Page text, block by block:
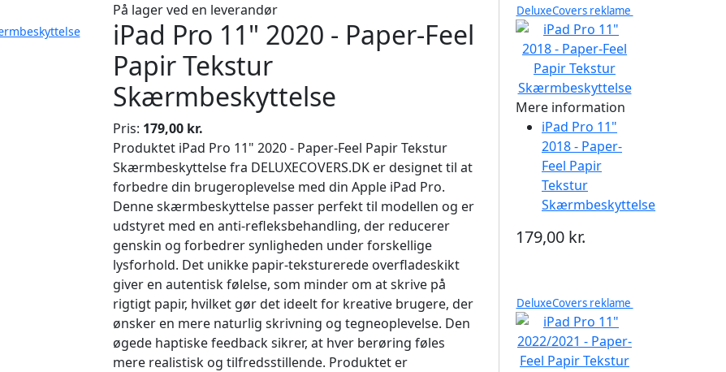
På lager ved en leverandør
iPad Pro 11" 2020 - Paper-Feel
Papir Tekstur
Skærmbeskyttelse
Pris: 179,00 kr.
Produktet iPad Pro 11" 2020 - Paper-Feel Papir Tekstur
Skærmbeskyttelse fra DELUXECOVERS.DK er designet til at
forbedre din brugeroplevelse med din Apple iPad Pro.
Denne skærmbeskyttelse passer perfekt til modellen og er
udstyret med en anti-refleksbehandling, der reducerer
genskin og forbedrer synligheden under forskellige
lysforhold. Det unikke papir-teksturerede overfladeskikt
giver en autentisk følelse, som minder om at skrive på
rigtigt papir, hvilket gør det ideelt for kreative brugere, der
ønsker en mere naturlig skrivning og tegneoplevelse. Den
øgede haptiske feedback sikrer, at hver berøring føles
mere realistisk og tilfredsstillende. Produktet er
DeluxeCovers reklame
Mere information
iPad Pro 11"
2018 - Paper-
Feel Papir
Tekstur
Skærmbeskyttelse
179,00 kr.
DeluxeCovers reklame